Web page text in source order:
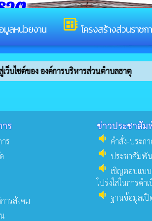
มูลหน่วยงาน developer_boardโครงสร้างส่วนราชก
าตุ
ไซต์ของ องค์การบริหารส่วนตำบลธาตุ
ร
ร
ารสังคม
ข่าวประชาสัม
volume_down คำสั่ง-ประก
volume_down ประชาสัมพั
volume_down เชิญตอบแบ
โปร่งใสในการด
volume_down ฐานข้อมูลเปิ